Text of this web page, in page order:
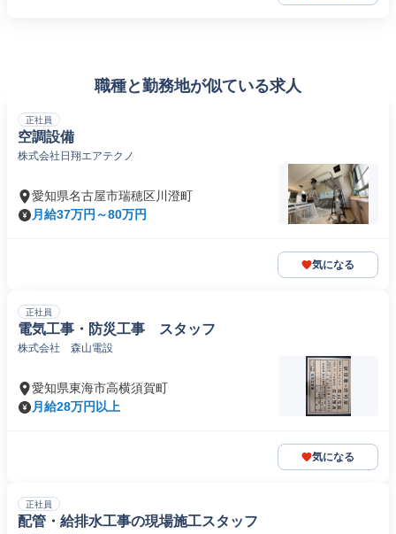
職種と勤務地が似ている求人
正社員
空調設備
株式会社日翔エアテクノ
愛知県名古屋市瑞穂区川澄町
月給37万円～80万円
気になる
正社員
電気工事・防災工事 スタッフ
株式会社 森山電設
愛知県東海市高横須賀町
月給28万円以上
気になる
正社員
配管・給排水工事の現場施工スタッフ